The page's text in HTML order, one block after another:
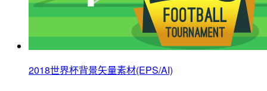
2018世界杯背景矢量素材(EPS/AI)